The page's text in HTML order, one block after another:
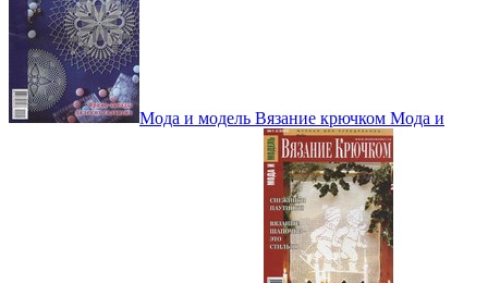
Мода и модель Вязание крючком Мода и